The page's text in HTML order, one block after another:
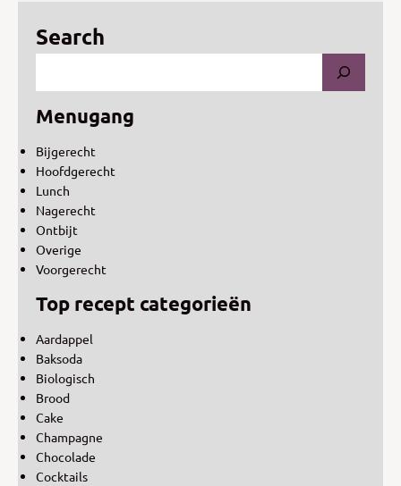
Search
Menugang
Bijgerecht
Hoofdgerecht
Lunch
Nagerecht
Ontbijt
Overige
Voorgerecht
Top recept categorieën
Aardappel
Baksoda
Biologisch
Brood
Cake
Champagne
Chocolade
Cocktails